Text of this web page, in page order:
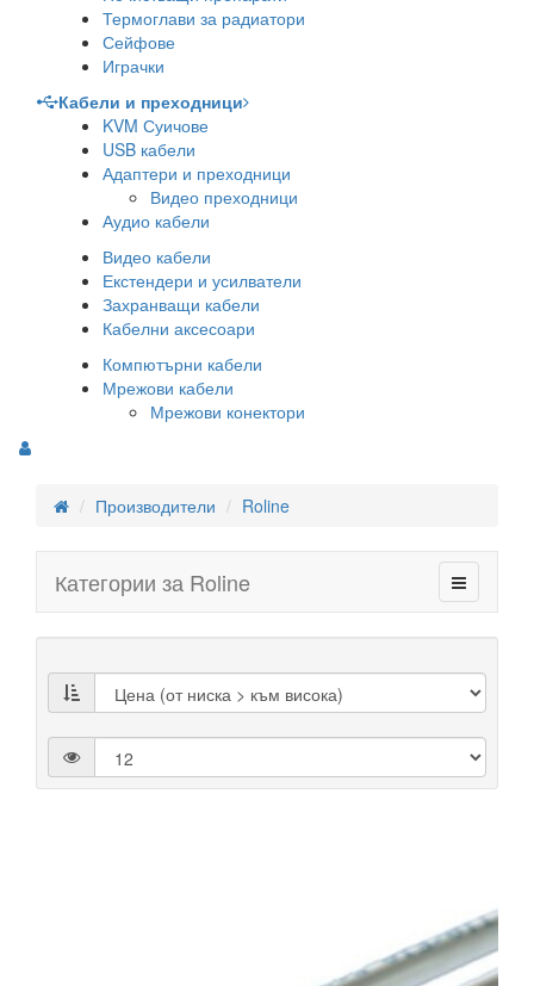
Термоглави за радиатори
Сейфове
Играчки
Кабели и преходници
KVM Суичове
USB кабели
Адаптери и преходници
Видео преходници
Аудио кабели
Видео кабели
Екстендери и усилватели
Захранващи кабели
Кабелни аксесоари
Компютърни кабели
Мрежови кабели
Мрежови конектори
Производители Roline
Категории за Roline